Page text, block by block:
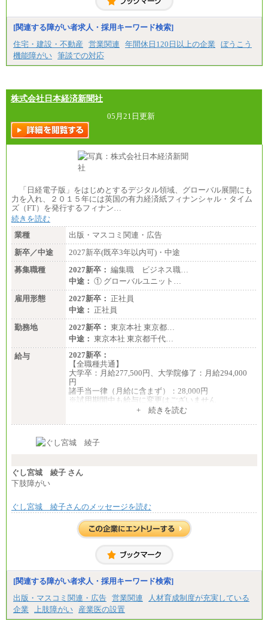
[関連する障がい者求人・採用キーワード検索]
住宅・建設・不動産
営業関連 年間休日120日以上の企業
ぼうこう
機能障がい 筆談での対応
株式会社日本経済新聞社
05月21日更新
「日経電子版」をはじめとするデジタル領域、グローバル展開にも
力を入れ、２０１５年には英国の有力経済紙フィナンシャル・タイム
ズ（FT）を発行するフィナン…
続きを読む
業種
出版・マスコミ関連・広告
新卒／中途
2027新卒(既卒3年以内可)・中途
募集職種
2027新卒： 編集職 ビジネス職…
中途： ① グローバルユニット…
雇用形態
2027新卒： 正社員
中途： 正社員
勤務地
2027新卒： 東京本社 東京都…
中途： 東京本社 東京都千代…
給与
2027新卒：
【全職種共通】
大学卒：月給277,500円、大学院修了：月給294,000
円
諸手当一律（月給に含まず）：28,000円
※試用期間中も給与に変更はございません
月給370,000円～
ます。
の各種手当を含む金額です）
+ 続きを読む
ぐし宮城 綾子 さん
下肢障がい
ぐし宮城 綾子さんのメッセージを読む
[関連する障がい者求人・採用キーワード検索]
出版・マスコミ関連・広告 営業関連
人材育成制度が充実している
企業
上肢障がい 産業医の設置